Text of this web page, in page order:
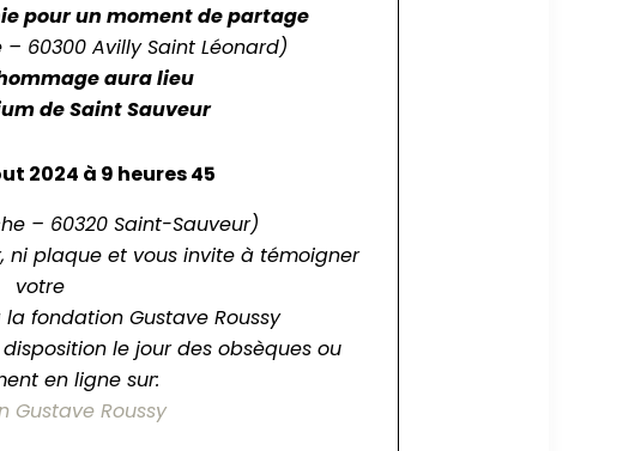
pour un moment de partage
– 60300 Avilly Saint Léonard)
aura lieu
de Saint Sauveur
2024 à 9 heures 45
– 60320 Saint-Sauveur)
ni plaque et vous invite à témoigner
votre
fondation Gustave Roussy
le jour des obsèques ou
en ligne sur:
Gustave Roussy